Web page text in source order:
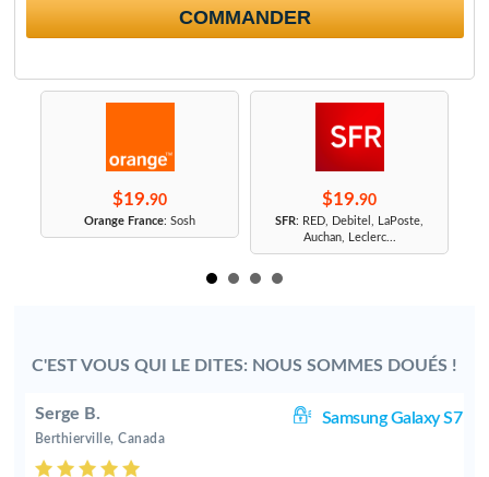
COMMANDER
$19.90
Orange France: Sosh
$19.90
SFR: RED, Debitel, LaPoste,
Auchan, Leclerc...
C'EST VOUS QUI LE DITES: NOUS SOMMES DOUÉS !
Serge B. Samsung Galaxy S7
Berthierville, Canada